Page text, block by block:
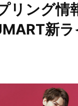
リング情
新